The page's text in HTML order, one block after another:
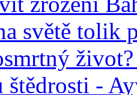
světě tolik
štědrosti -